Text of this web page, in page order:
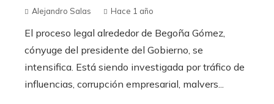
Alejandro Salas Hace 1 año
El proceso legal alrededor de Begoña Gómez,
cónyuge del presidente del Gobierno, se
intensifica. Está siendo investigada por tráfico de
influencias, corrupción empresarial, malvers...